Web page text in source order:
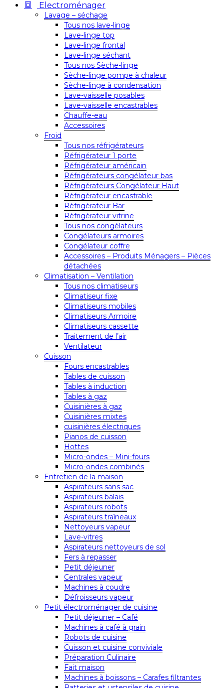
Electroménager
Lavage – séchage
Tous nos lave-linge
Lave-linge top
Lave-linge frontal
Lave-linge séchant
Tous nos Sèche-linge
Sèche-linge pompe à chaleur
Sèche-linge à condensation
Lave-vaisselle posables
Lave-vaisselle encastrables
Chauffe-eau
Accessoires
Froid
Tous nos réfrigérateurs
Réfrigérateur 1 porte
Réfrigérateur américain
Réfrigérateurs congélateur bas
Réfrigérateurs Congélateur Haut
Réfrigérateur encastrable
Réfrigérateur Bar
Réfrigérateur vitrine
Tous nos congélateurs
Congélateurs armoires
Congélateur coffre
Accessoires – Produits Ménagers – Pièces
détachées
Climatisation – Ventilation
Tous nos climatiseurs
Climatiseur fixe
Climatiseurs mobiles
Climatiseurs Armoire
Climatiseurs cassette
Traitement de l’air
Ventilateur
Cuisson
Fours encastrables
Tables de cuisson
Tables à induction
Tables à gaz
Cuisinières à gaz
Cuisinières mixtes
cuisinières électriques
Pianos de cuisson
Hottes
Micro-ondes – Mini-fours
Micro-ondes combinés
Entretien de la maison
Aspirateurs sans sac
Aspirateurs balais
Aspirateurs robots
Aspirateurs traîneaux
Nettoyeurs vapeur
Lave-vitres
Aspirateurs nettoyeurs de sol
Fers à repasser
Petit déjeuner
Centrales vapeur
Machines à coudre
Défroisseurs vapeur
Petit électroménager de cuisine
Petit déjeuner – Café
Machines à café à grain
Robots de cuisine
Cuisson et cuisine conviviale
Préparation Culinaire
Fait maison
Machines à boissons – Carafes filtrantes